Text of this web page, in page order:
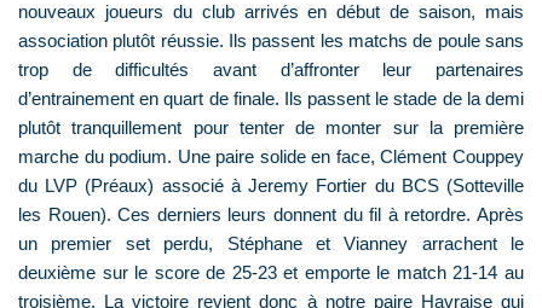
nouveaux joueurs du club arrivés en début de saison, mais
association plutôt réussie. Ils passent les matchs de poule sans
trop de difficultés avant d’affronter leur partenaires
d’entrainement en quart de finale. Ils passent le stade de la demi
plutôt tranquillement pour tenter de monter sur la première
marche du podium. Une paire solide en face, Clément Couppey
du LVP (Préaux) associé à Jeremy Fortier du BCS (Sotteville
les Rouen). Ces derniers leurs donnent du fil à retordre. Après
un premier set perdu, Stéphane et Vianney arrachent le
deuxième sur le score de 25-23 et emporte le match 21-14 au
troisième. La victoire revient donc à notre paire Havraise qui